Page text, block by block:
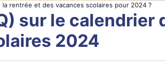
rentrée et des vacances scolaires pour 2024 ?
sur le calendrier
2024